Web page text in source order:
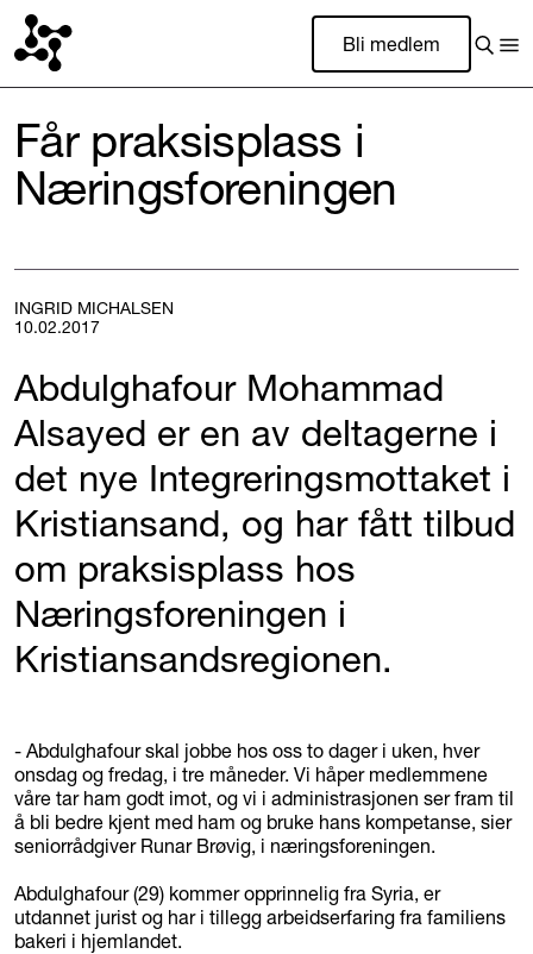
Bli medlem
Får praksisplass i
Næringsforeningen
INGRID MICHALSEN
10.02.2017
Abdulghafour Mohammad
Alsayed er en av deltagerne i
det nye Integreringsmottaket i
Kristiansand, og har fått tilbud
om praksisplass hos
Næringsforeningen i
Kristiansandsregionen.
- Abdulghafour skal jobbe hos oss to dager i uken, hver
onsdag og fredag, i tre måneder. Vi håper medlemmene
våre tar ham godt imot, og vi i administrasjonen ser fram til
å bli bedre kjent med ham og bruke hans kompetanse, sier
seniorrådgiver Runar Brøvig, i næringsforeningen.
Abdulghafour (29) kommer opprinnelig fra Syria, er
utdannet jurist og har i tillegg arbeidserfaring fra familiens
bakeri i hjemlandet.